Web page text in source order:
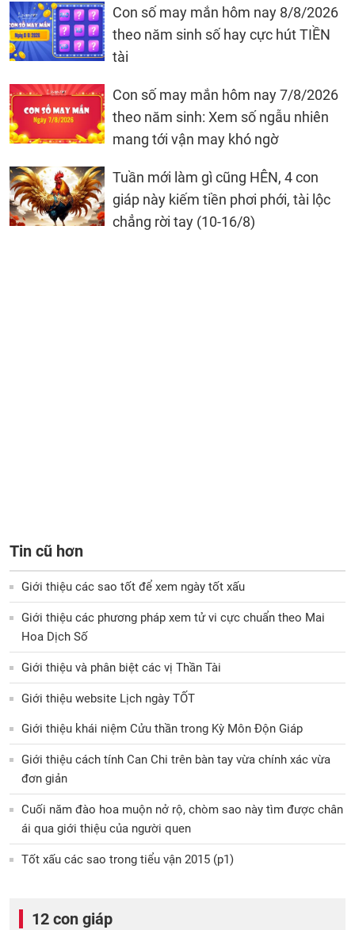
Con số may mắn hôm nay 8/8/2026
theo năm sinh số hay cực hút TIỀN
tài
Con số may mắn hôm nay 7/8/2026
theo năm sinh: Xem số ngẫu nhiên
mang tới vận may khó ngờ
Tuần mới làm gì cũng HÊN, 4 con
giáp này kiếm tiền phơi phới, tài lộc
chẳng rời tay (10-16/8)
Tin cũ hơn
Giới thiệu các sao tốt để xem ngày tốt xấu
Giới thiệu các phương pháp xem tử vi cực chuẩn theo Mai
Hoa Dịch Số
Giới thiệu và phân biệt các vị Thần Tài
Giới thiệu website Lịch ngày TỐT
Giới thiệu khái niệm Cửu thần trong Kỳ Môn Độn Giáp
Giới thiệu cách tính Can Chi trên bàn tay vừa chính xác vừa
đơn giản
Cuối năm đào hoa muộn nở rộ, chòm sao này tìm được chân
ái qua giới thiệu của người quen
Tốt xấu các sao trong tiểu vận 2015 (p1)
12 con giáp